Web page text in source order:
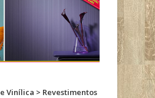
Vinílica > Revestimentos